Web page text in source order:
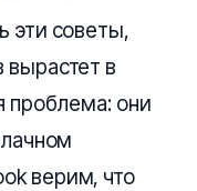
эти советы,
вырастет в
проблема: они
верим, что